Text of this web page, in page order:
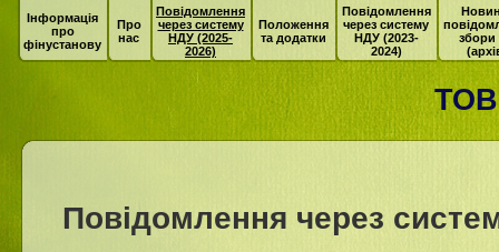
Інформація
про
фінустанову
Про
нас
Повідомлення
через систему
НДУ (2025-
2026)
Положення
та додатки
Повідомлення
через систему
НДУ (2023-
2024)
збори
Повідомлення через